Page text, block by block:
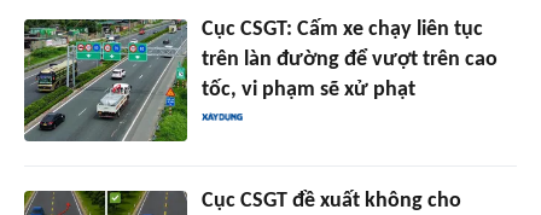
Cục CSGT: Cấm xe chạy liên tục
trên làn đường để vượt trên cao
tốc, vi phạm sẽ xử phạt
Cục CSGT đề xuất không cho